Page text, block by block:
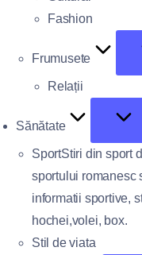
Fashion
Frumusete
Relații
Sănătate
SportStiri din sport
sportului romanesc
informatii sportive,
hochei,volei, box.
Stil de viata